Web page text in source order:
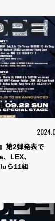
第2弾発表で
LEX、
ら11組